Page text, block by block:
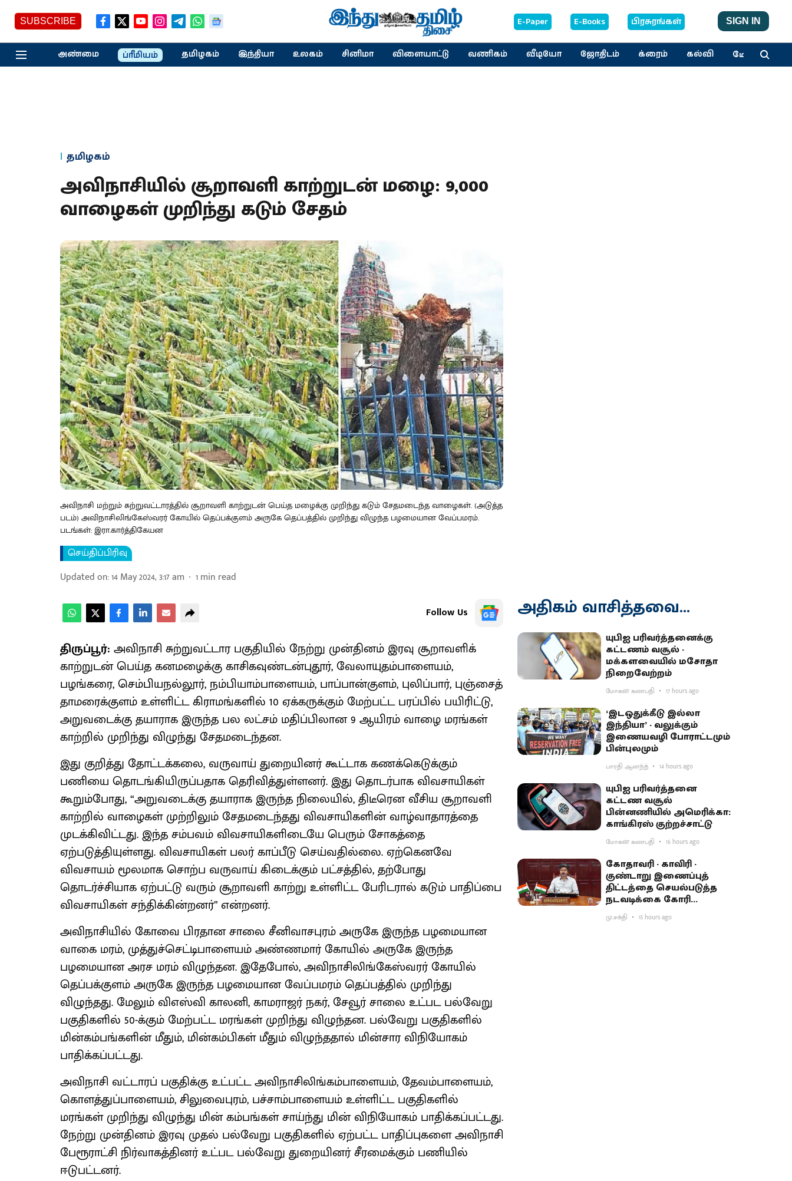
SUBSCRIBE E-Paper E-Books பிரசுரங்கள் SIGN IN
அண்மை ப்ரீமியம் தமிழகம் இந்தியா உலகம் சினிமா விளையாட்டு வணிகம் வீடியோ ஜோதிடம் க்ரைம் கல்வி மேலும்
தமிழகம்
அவிநாசியில் சூறாவளி காற்றுடன் மழை: 9,000
வாழைகள் முறிந்து கடும் சேதம்
அவிநாசி மற்றும் சுற்றுவட்டாரத்தில் சூறாவளி காற்றுடன் பெய்த மழைக்கு முறிந்து கடும் சேதமடைந்த வாழைகள். (அடுத்த
படம்) அவிநாசிலிங்கேஸ்வரர் கோயில் தெப்பக்குளம் அருகே தெப்பத்தில் முறிந்து விழுந்த பழமையான வேப்பமரம்.
படங்கள்: இரா.கார்த்திகேயன
செய்திப்பிரிவு
Updated on:14 May 2024, 3:17 am 1min read
Follow Us
திருப்பூர்: அவிநாசி சுற்றுவட்டார பகுதியில் நேற்று முன்தினம் இரவு சூறாவளிக்
காற்றுடன் பெய்த கனமழைக்கு காசிகவுண்டன்புதூர், வேலாயுதம்பாளையம்,
பழங்கரை, செம்பியநல்லூர், நம்பியாம்பாளையம், பாப்பான்குளம், புலிப்பார், புஞ்சைத்
தாமரைக்குளம் உள்ளிட்ட கிராமங்களில் 10 ஏக்கருக்கும் மேற்பட்ட பரப்பில் பயிரிட்டு,
அறுவடைக்கு தயாராக இருந்த பல லட்சம் மதிப்பிலான 9 ஆயிரம் வாழை மரங்கள்
காற்றில் முறிந்து விழுந்து சேதமடைந்தன.
இது குறித்து தோட்டக்கலை, வருவாய் துறையினர் கூட்டாக கணக்கெடுக்கும்
பணியை தொடங்கியிருப்பதாக தெரிவித்துள்ளனர். இது தொடர்பாக விவசாயிகள்
கூறும்போது, “அறுவடைக்கு தயாராக இருந்த நிலையில், திடீரென வீசிய சூறாவளி
காற்றில் வாழைகள் முற்றிலும் சேதமடைந்தது விவசாயிகளின் வாழ்வாதாரத்தை
முடக்கிவிட்டது. இந்த சம்பவம் விவசாயிகளிடையே பெரும் சோகத்தை
ஏற்படுத்தியுள்ளது. விவசாயிகள் பலர் காப்பீடு செய்வதில்லை. ஏற்கெனவே
விவசாயம் மூலமாக சொற்ப வருவாய் கிடைக்கும் பட்சத்தில், தற்போது
தொடர்ச்சியாக ஏற்பட்டு வரும் சூறாவளி காற்று உள்ளிட்ட பேரிடரால் கடும் பாதிப்பை
விவசாயிகள் சந்திக்கின்றனர்” என்றனர்.
அவிநாசியில் கோவை பிரதான சாலை சீனிவாசபுரம் அருகே இருந்த பழமையான
வாகை மரம், முத்துச்செட்டிபாளையம் அண்ணமார் கோயில் அருகே இருந்த
பழமையான அரச மரம் விழுந்தன. இதேபோல், அவிநாசிலிங்கேஸ்வரர் கோயில்
தெப்பக்குளம் அருகே இருந்த பழமையான வேப்பமரம் தெப்பத்தில் முறிந்து
விழுந்தது. மேலும் விஎஸ்வி காலனி, காமராஜர் நகர், சேவூர் சாலை உட்பட பல்வேறு
பகுதிகளில் 50-க்கும் மேற்பட்ட மரங்கள் முறிந்து விழுந்தன. பல்வேறு பகுதிகளில்
மின்கம்பங்களின் மீதும், மின்கம்பிகள் மீதும் விழுந்ததால் மின்சார விநியோகம்
பாதிக்கப்பட்டது.
அவிநாசி வட்டாரப் பகுதிக்கு உட்பட்ட அவிநாசிலிங்கம்பாளையம், தேவம்பாளையம்,
கொளத்துப்பாளையம், சிலுவைபுரம், பச்சாம்பாளையம் உள்ளிட்ட பகுதிகளில்
மரங்கள் முறிந்து விழுந்து மின் கம்பங்கள் சாய்ந்து மின் விநியோகம் பாதிக்கப்பட்டது.
நேற்று முன்தினம் இரவு முதல் பல்வேறு பகுதிகளில் ஏற்பட்ட பாதிப்புகளை அவிநாசி
பேரூராட்சி நிர்வாகத்தினர் உட்பட பல்வேறு துறையினர் சீரமைக்கும் பணியில்
ஈடுபட்டனர்.
அதிகம் வாசித்தவை...
யுபிஐ பரிவர்த்தனைக்கு
கட்டணம் வசூல் -
மக்களவையில் மசோதா
நிறைவேற்றம்
மோகன் கணபதி 17 hours ago
‘இடஒதுக்கீடு இல்லா
இந்தியா’ - வலுக்கும்
இணையவழி போராட்டமும்
பின்புலமும்
பாரதி ஆனந்த் 14 hours ago
யுபிஐ பரிவர்த்தனை
கட்டண வசூல்
பின்னணியில் அமெரிக்கா:
காங்கிரஸ் குற்றச்சாட்டு
மோகன் கணபதி 16 hours ago
கோதாவரி - காவிரி -
குண்டாறு இணைப்புத்
திட்டத்தை செயல்படுத்த
நடவடிக்கை கோரி
பிரதமருக்கு முதல்வர்
விஜய் கடிதம்
மு.சக்தி 15 hours ago